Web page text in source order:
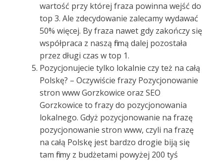
wartość przy której fraza powinna wejść do
top 3. Ale zdecydowanie zalecamy wydawać
50% więcej. By fraza nawet gdy zakończy się
współpraca z naszą firmą dalej pozostała
przez długi czas w top 1.
Pozycjonujecie tylko lokalnie czy też na całą
Polskę? – Oczywiście frazy Pozycjonowanie
stron www Gorzkowice oraz SEO
Gorzkowice to frazy do pozycjonowania
lokalnego. Gdyż pozycjonowanie na frazę
pozycjonowanie stron www, czyli na frazę
na całą Polskę jest bardzo drogie biją się
tam firmy z budżetami powyżej 200 tyś